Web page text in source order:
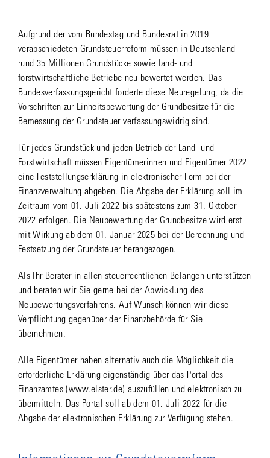
Aufgrund der vom Bundestag und Bundesrat in 2019
verabschiedeten Grundsteuerreform müssen in Deutschland
rund 35 Millionen Grundstücke sowie land- und
forstwirtschaftliche Betriebe neu bewertet werden. Das
Bundesverfassungsgericht forderte diese Neuregelung, da die
Vorschriften zur Einheitsbewertung der Grundbesitze für die
Bemessung der Grundsteuer verfassungswidrig sind.
Für jedes Grundstück und jeden Betrieb der Land- und
Forstwirtschaft müssen Eigentümerinnen und Eigentümer 2022
eine Feststellungserklärung in elektronischer Form bei der
Finanzverwaltung abgeben. Die Abgabe der Erklärung soll im
Zeitraum vom 01. Juli 2022 bis spätestens zum 31. Oktober
2022 erfolgen. Die Neubewertung der Grundbesitze wird erst
mit Wirkung ab dem 01. Januar 2025 bei der Berechnung und
Festsetzung der Grundsteuer herangezogen.
Als Ihr Berater in allen steuerrechtlichen Belangen unterstützen
und beraten wir Sie gerne bei der Abwicklung des
Neubewertungsverfahrens. Auf Wunsch können wir diese
Verpflichtung gegenüber der Finanzbehörde für Sie
übernehmen.
Alle Eigentümer haben alternativ auch die Möglichkeit die
erforderliche Erklärung eigenständig über das Portal des
Finanzamtes (www.elster.de) auszufüllen und elektronisch zu
übermitteln. Das Portal soll ab dem 01. Juli 2022 für die
Abgabe der elektronischen Erklärung zur Verfügung stehen.